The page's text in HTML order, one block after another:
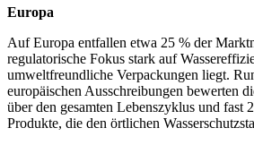
Europa
Auf Europa entfallen etwa 25 % der
regulatorische Fokus stark auf
umweltfreundliche Verpackungen liegt.
europäischen Ausschreibungen bewerten
über den gesamten Lebenszyklus und fast
Produkte, die den örtlichen